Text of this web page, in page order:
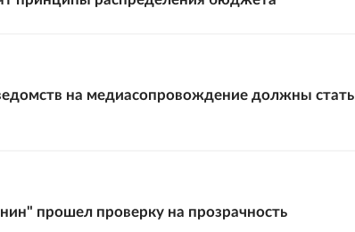
на медиасопровождение должны стать
прошел проверку на прозрачность